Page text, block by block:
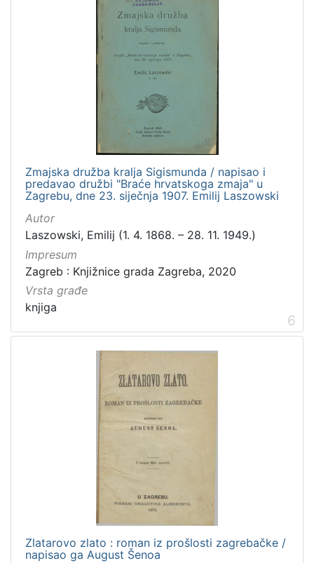
Zmajska družba kralja Sigismunda / napisao i
predavao družbi "Braće hrvatskoga zmaja" u
Zagrebu, dne 23. siječnja 1907. Emilij Laszowski
Autor
Laszowski, Emilij (1. 4. 1868. – 28. 11. 1949.)
Impresum
Zagreb : Knjižnice grada Zagreba, 2020
Vrsta građe
knjiga
6
Zlatarovo zlato : roman iz prošlosti zagrebačke /
napisao ga August Šenoa